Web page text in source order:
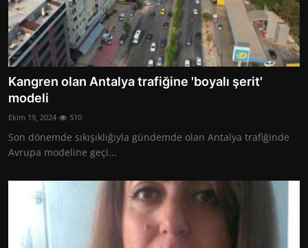
Kangren olan Antalya trafiğine 'boyalı şerit'
modeli
Ekim 19, 2024 510
Son dönemde sıkışıklığıyla gündemde olan Antalya trafiğinde
Avrupa modeline geçi...